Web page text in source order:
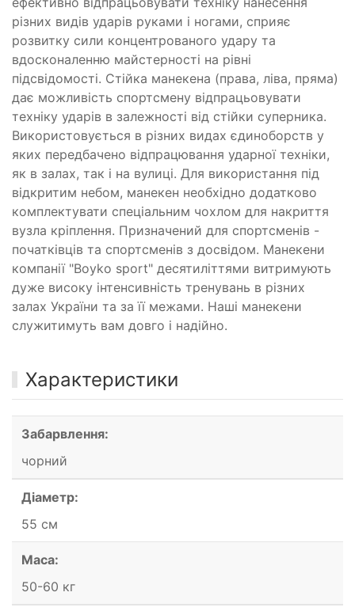
різних видів ударів руками і ногами, сприяє
розвитку сили концентрованого удару та
вдосконаленню майстерності на рівні
підсвідомості. Стійка манекена (права, ліва, пряма)
дає можливість спортсмену відпрацьовувати
техніку ударів в залежності від стійки суперника.
Використовується в різних видах єдиноборств у
яких передбачено відпрацювання ударної техніки,
як в залах, так і на вулиці. Для використання під
відкритим небом, манекен необхідно додатково
комплектувати спеціальним чохлом для накриття
вузла кріплення. Призначений для спортсменів -
початківців та спортсменів з досвідом. Манекени
компанії "Boyko sport" десятиліттями витримують
дуже високу інтенсивність тренувань в різних
залах України та за її межами. Наші манекени
служитимуть вам довго і надійно.
Характеристики
Забарвлення:
чорний
Діаметр:
55 см
Маса:
50-60 кг